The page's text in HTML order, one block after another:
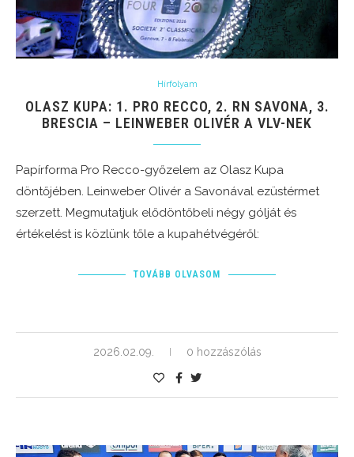
Hírfolyam
OLASZ KUPA: 1. PRO RECCO, 2. RN SAVONA, 3.
BRESCIA – LEINWEBER OLIVÉR A VLV-NEK
Papírforma Pro Recco-győzelem az Olasz Kupa
döntőjében. Leinweber Olivér a Savonával ezüstérmet
szerzett. Megmutatjuk elődöntőbeli négy gólját és
értékelést is közlünk tőle a kupahétvégéről:
TOVÁBB OLVASOM
2026.02.09. 0 hozzászólás